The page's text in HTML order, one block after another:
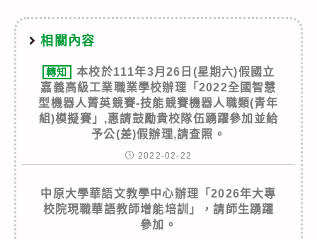
相關內容
轉知
本校於111年3月26日(星期六)假國立
嘉義高級工業職業學校辦理「2022全國智慧
型機器人菁英競賽-技能競賽機器人職類(青年
組)模擬賽」,惠請鼓勵貴校隊伍踴躍參加並給
予公(差)假辦理,請查照。
2022-02-22
中原大學華語文教學中心辦理「2026年大專
校院現職華語教師增能培訓」，請師生踴躍
參加。